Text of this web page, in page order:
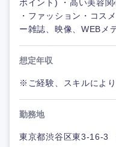
ポイント) ・高い美容
・ファッション・コス
ー雑誌、映像、WEBメ
想定年収
※ご経験、スキルによ
勤務地
東京都渋谷区東3-16-3